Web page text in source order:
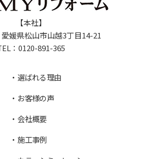
【本社】
愛媛県松山市山越3丁目14-21
： 0120-891-365
選ばれる理由
お客様の声
会社概要
施工事例